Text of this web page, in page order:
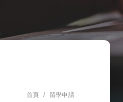
首頁 留學申請